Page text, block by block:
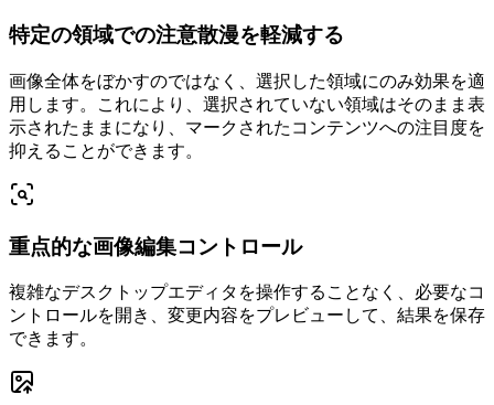
特定の領域での注意散漫を軽減する
画像全体をぼかすのではなく、選択した領域にのみ効果を適
用します。これにより、選択されていない領域はそのまま表
示されたままになり、マークされたコンテンツへの注目度を
抑えることができます。
重点的な画像編集コントロール
複雑なデスクトップエディタを操作することなく、必要なコ
ントロールを開き、変更内容をプレビューして、結果を保存
できます。